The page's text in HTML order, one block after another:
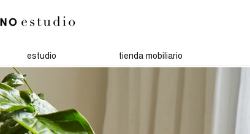
estudio tienda mobiliario